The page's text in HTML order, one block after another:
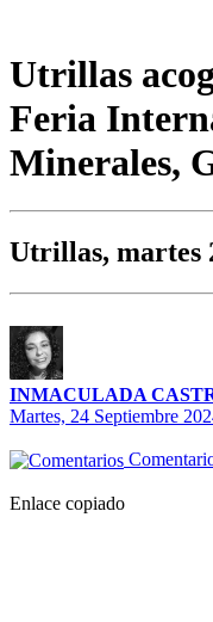
Utrillas
Feria
Minerales,
Utrillas, martes
INMACULADA
Martes, 24 Septiembre
Enlace copiado